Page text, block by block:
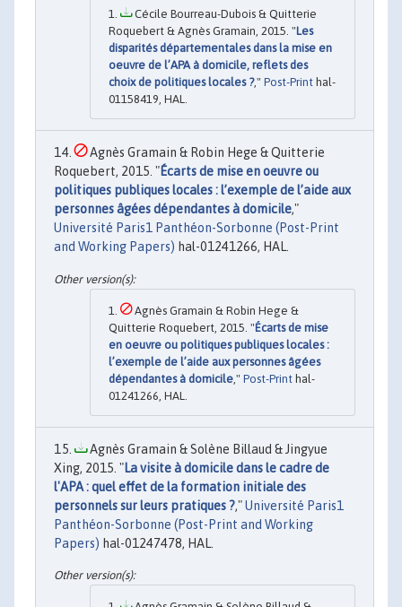
Cécile Bourreau-Dubois & Quitterie
Roquebert & Agnès Gramain, 2015. "Les
disparités départementales dans la mise en
oeuvre de l’APA à domicile, reflets des
choix de politiques locales ?," Post-Print hal-
01158419, HAL.
Agnès Gramain & Robin Hege & Quitterie
Roquebert, 2015. "Écarts de mise en oeuvre ou
politiques publiques locales : l’exemple de l’aide aux
personnes âgées dépendantes à domicile,"
Université Paris1 Panthéon-Sorbonne (Post-Print
and Working Papers) hal-01241266, HAL.
Agnès Gramain & Robin Hege &
Quitterie Roquebert, 2015. "Écarts de mise
en oeuvre ou politiques publiques locales :
l’exemple de l’aide aux personnes âgées
dépendantes à domicile ," Post-Print hal-
01241266, HAL.
Agnès Gramain & Solène Billaud & Jingyue
Xing, 2015. "La visite à domicile dans le cadre de
l'APA : quel effet de la formation initiale des
personnels sur leurs pratiques ?,"Université Paris1
Panthéon-Sorbonne (Post-Print and Working
Papers) hal-01247478, HAL.